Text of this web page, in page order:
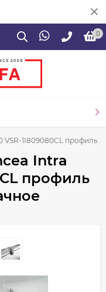
0
1I809080CL профиль
Intra
профиль